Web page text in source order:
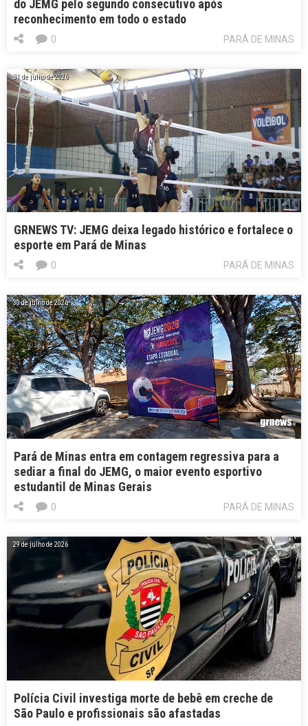
do JEMG pelo segundo consecutivo após
reconhecimento em todo o estado
PARÁ DE MINAS
0
31 de julho de 2026
GRNEWS TV: JEMG deixa legado histórico e fortalece o
esporte em Pará de Minas
PARÁ DE MINAS
0
30 de julho de 2026
Pará de Minas entra em contagem regressiva para a
sediar a final do JEMG, o maior evento esportivo
estudantil de Minas Gerais
PARÁ DE MINAS
0
29 de julho de 2026
Polícia Civil investiga morte de bebê em creche de
São Paulo e profissionais são afastadas